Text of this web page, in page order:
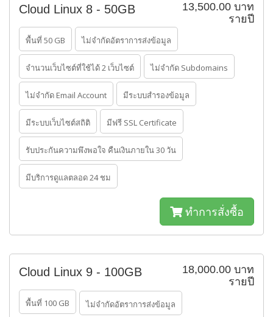
13,500.00 บาท
รายปี
Cloud Linux 8 - 50GB
พื้นที่ 50 GB ไม่จำกัดอัตราการส่งข้อมูล
จำนวนเว็บไซต์ที่ใช้ได้ 2 เว็บไซต์ ไม่จำกัด Subdomains
ไม่จำกัด Email Account มีระบบสำรองข้อมูล
มีระบบเว็บไซต์สถิติ มีฟรี SSL Certificate
รับประกันความพึงพอใจ คืนเงินภายใน 30 วัน
มีบริการดูแลตลอด 24 ชม
ทำการสั่งซื้อ
18,000.00 บาท
รายปี
Cloud Linux 9 - 100GB
พื้นที่ 100 GB ไม่จำกัดอัตราการส่งข้อมูล